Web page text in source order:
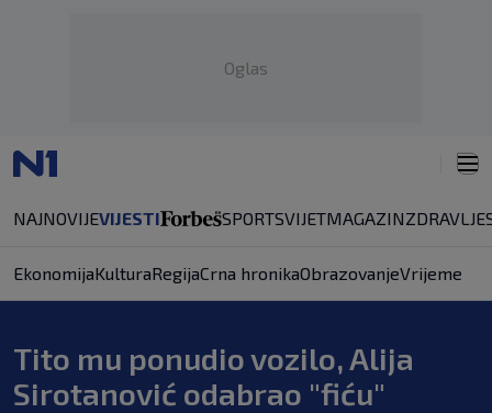
Oglas
NAJNOVIJEVIJESTI SPORTSVIJETMAGAZINZDRAVLJE
EkonomijaKulturaRegijaCrna hronikaObrazovanjeVrijeme
Tito mu ponudio vozilo, Alija
Sirotanović odabrao "fiću"